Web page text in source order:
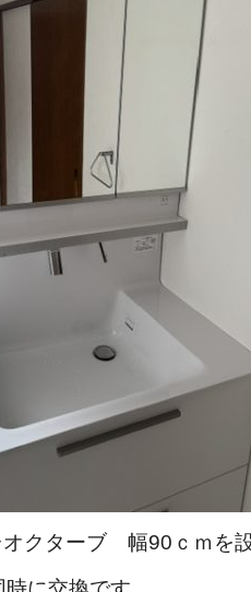
クターブ 幅90ｃｍを